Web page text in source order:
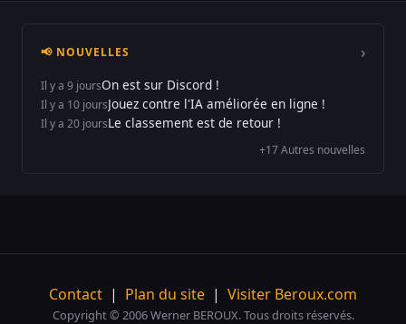
📢 NOUVELLES ›
Il y a 9 joursOn est sur Discord !
Il y a 10 joursJouez contre l'IA améliorée en ligne !
Il y a 20 joursLe classement est de retour !
+17 Autres nouvelles
Contact | Plan du site | Visiter Beroux.com
Copyright © 2006 Werner BEROUX. Tous droits réservés.